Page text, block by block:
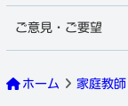
ご意見・ご要望
ホーム 家庭教師